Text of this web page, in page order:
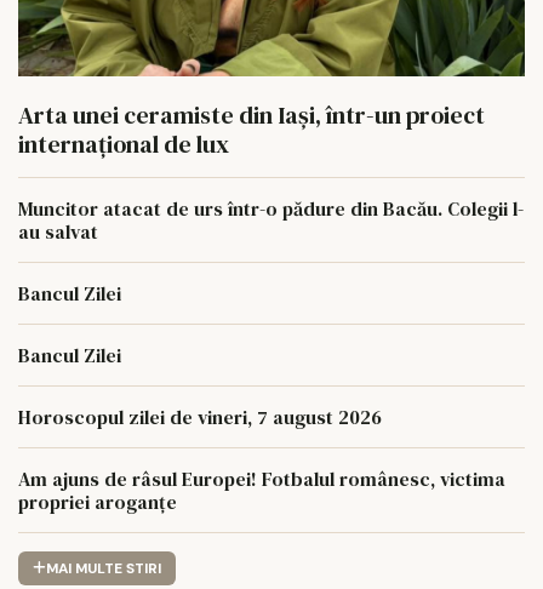
Arta unei ceramiste din Iași, într-un proiect
internațional de lux
Muncitor atacat de urs într-o pădure din Bacău. Colegii l-
au salvat
Bancul Zilei
Bancul Zilei
Horoscopul zilei de vineri, 7 august 2026
Am ajuns de râsul Europei! Fotbalul românesc, victima
propriei aroganțe
MAI MULTE STIRI